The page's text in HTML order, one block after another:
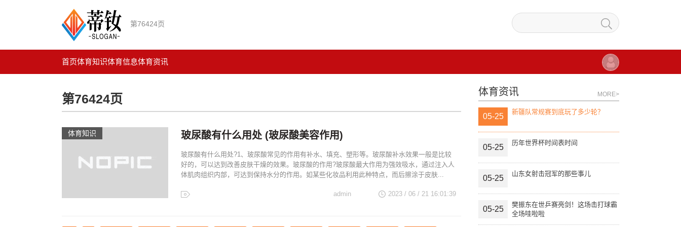
第76424页
首页体育知识体育信息体育资讯
第76424页
体育知识 玻尿酸有什么用处 (玻尿酸美容作用)
玻尿酸有什么用处?1、玻尿酸常见的作用有补水、填充、塑形等。玻尿酸补水效果一般是比较
好的，可以达到改善皮肤干燥的效果。玻尿酸的作用?玻尿酸最大作用为强效吸水，通过注入人
体肌肉组织内部，可达到保持水分的作用。如某些化妆品利用此种特点，而后擦涂于皮肤...
2023 / 06 / 21 16:01:39
admin
体育资讯 MORE>
05-25
新疆队常规赛到底玩了多少轮？
05-25
历年世界杯时间表时间
05-25
山东女射击冠军的那些事儿
05-25
樊振东在世乒赛亮剑！这场击打球霸
全场哇啦啦